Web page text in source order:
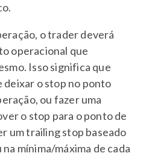
o trader deverá
operacional que
Isso significa que
o stop no ponto
ou fazer uma
o stop para o ponto de
um trailing stop baseado
mínima/máxima de cada